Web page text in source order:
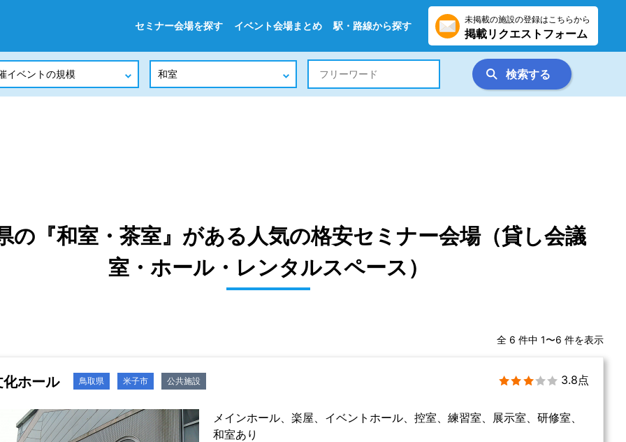
セミナー会場を探す イベント会場まとめ 駅・路線から探す
未掲載の施設の登録はこちらから
掲載リクエストフォーム
検索する
の『和室・茶室』がある人気の格安セミナー会場（貸し会議
室・ホール・レンタルスペース）
全 6 件中 1〜6 件を表示
ホール 鳥取県 米子市 公共施設 3.8点
メインホール、楽屋、イベントホール、控室、練習室、展示室、研修室、
和室あり